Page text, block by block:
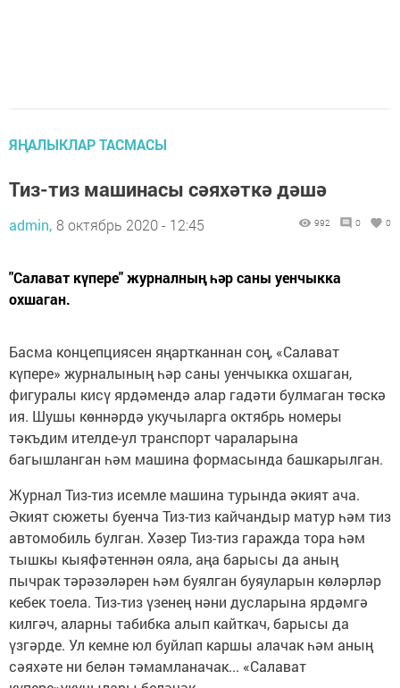
ЯҢАЛЫКЛАР ТАСМАСЫ
Тиз-тиз машинасы сәяхәткә дәшә
admin, 8 октябрь 2020 - 12:45 992 0 0
"Салават күпере" журналның һәр саны уенчыкка
охшаган.
Басма концепциясен яңартканнан соң, «Салават
күпере» журналының һәр саны уенчыкка охшаган,
фигуралы кисү ярдәмендә алар гадәти булмаган төскә
ия. Шушы көннәрдә укучыларга октябрь номеры
тәкъдим ителде-ул транспорт чараларына
багышланган һәм машина формасында башкарылган.
Журнал Тиз-тиз исемле машина турында әкият ача.
Әкият сюжеты буенча Тиз-тиз кайчандыр матур һәм тиз
автомобиль булган. Хәзер Тиз-тиз гаражда тора һәм
тышкы кыяфәтеннән ояла, аңа барысы да аның
пычрак тәрәзәләрен һәм буялган буяуларын көләрләр
кебек тоела. Тиз-тиз үзенең нәни дусларына ярдәмгә
килгәч, аларны табибка алып кайткач, барысы да
үзгәрде. Ул кемне юл буйлап каршы алачак һәм аның
сәяхәте ни белән тәмамланачак... «Салават